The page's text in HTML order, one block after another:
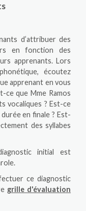
d’attribuer des
en fonction des
apprenants. Lors
écoutez
apprenant en vous
ce que Mme Ramos
vocaliques ? Est-ce
en finale ? Est-
des syllabes
initial est
ce diagnostic
grille d'évaluation